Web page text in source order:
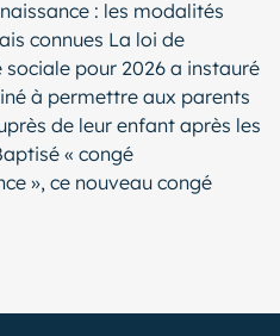
: les modalités
connues La loi de
pour 2026 a instauré
à permettre aux parents
de leur enfant après les
« congé
», ce nouveau congé